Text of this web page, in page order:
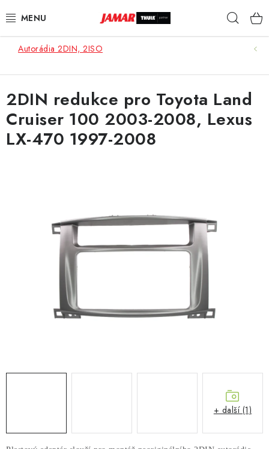
na
STŘEŠNÍ NOSIČE
STŘEŠNÍ BOXY
KOČÁRKY
AUTODOPLŇKY
Autorádia 2DIN, 2ISO
2DIN redukce pro Toyota Land
Cruiser 100 2003-2008, Lexus
LX-470 1997-2008
+ další (1)